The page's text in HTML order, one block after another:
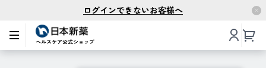
ログインできないお客様へ